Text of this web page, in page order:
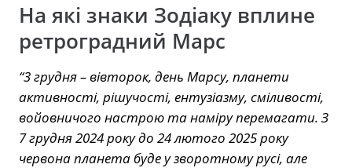
На які знаки Зодіаку вплине
ретроградний Марс
“3 грудня – вівторок, день Марсу, планети
активності, рішучості, ентузіазму, сміливості,
войовничого настрою та наміру перемагати. З
7 грудня 2024 року до 24 лютого 2025 року
червона планета буде у зворотному русі, але